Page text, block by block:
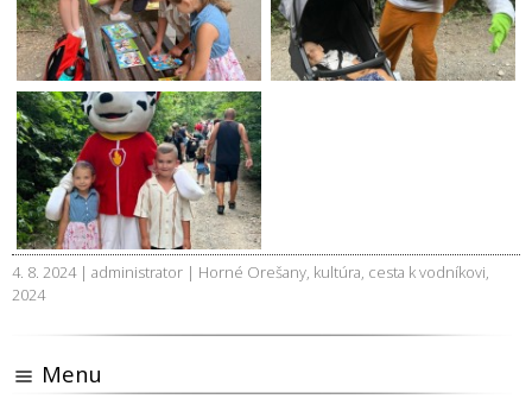
4. 8. 2024 | administrator | Horné Orešany, kultúra, cesta k vodníkovi,
2024
Menu